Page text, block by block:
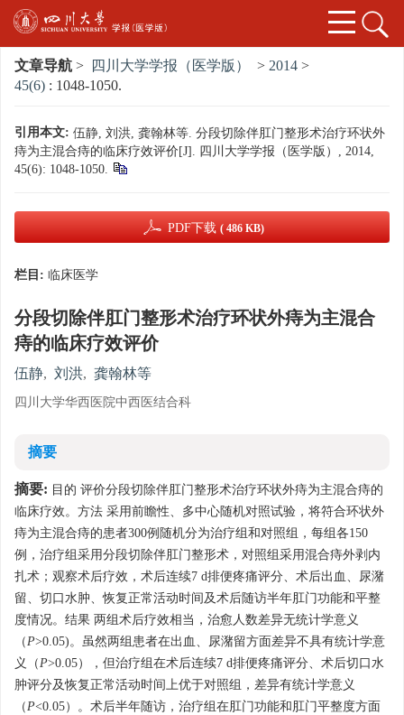
文章导航 > 四川大学学报（医学版） > 2014 >
45(6) : 1048-1050.
引用本文: 伍静, 刘洪, 龚翰林等. 分段切除伴肛门整形术治疗环状外
痔为主混合痔的临床疗效评价[J]. 四川大学学报（医学版）, 2014,
45(6): 1048-1050.
PDF下载 ( 486 KB)
栏目: 临床医学
分段切除伴肛门整形术治疗环状外痔为主混合
痔的临床疗效评价
伍静, 刘洪, 龚翰林等
四川大学华西医院中西医结合科
摘要
摘要: 目的 评价分段切除伴肛门整形术治疗环状外痔为主混合痔的
临床疗效。方法 采用前瞻性、多中心随机对照试验，将符合环状外
痔为主混合痔的患者300例随机分为治疗组和对照组，每组各150
例，治疗组采用分段切除伴肛门整形术，对照组采用混合痔外剥内
扎术；观察术后疗效，术后连续7 d排便疼痛评分、术后出血、尿潴
留、切口水肿、恢复正常活动时间及术后随访半年肛门功能和平整
度情况。结果 两组术后疗效相当，治愈人数差异无统计学意义
（P>0.05)。虽然两组患者在出血、尿潴留方面差异不具有统计学意
义（P>0.05），但治疗组在术后连续7 d排便疼痛评分、术后切口水
肿评分及恢复正常活动时间上优于对照组，差异有统计学意义
（P<0.05）。术后半年随访，治疗组在肛门功能和肛门平整度方面